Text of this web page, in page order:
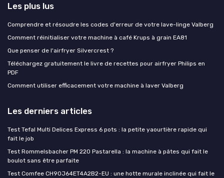
Les plus lus
Comprendre et résoudre les codes d'erreur de votre lave-linge Valberg
Comment réinitialiser votre machine à café Krups à grain EA81
Que penser de l'airfryer Silvercrest ?
Téléchargez gratuitement le livre de recettes pour airfryer Philips en
PDF
Comment utiliser efficacement votre machine à laver Valberg
Les derniers articles
Test Tefal Multi Delices Express 6 pots : la petite yaourtière rapide qui
fait le job
Test Rommelsbacher PM 220 Pastarella : la machine à pâtes qui fait le
boulot sans être parfaite
Test Comfee CH90J64ET4A2B2-EU : une hotte murale inclinée qui fait le